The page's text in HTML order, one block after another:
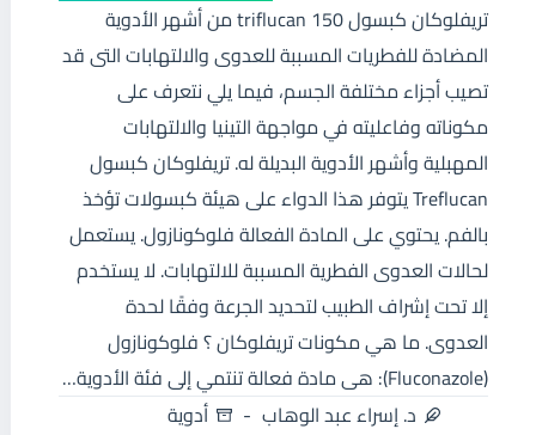
تريفلوكان كبسول triflucan 150 من أشهر الأدوية
المضادة للفطريات المسببة للعدوى والالتهابات التى قد
تصيب أجزاء مختلفة الجسم، فيما يلي نتعرف على
مكوناته وفاعليته في مواجهة التينيا والالتهابات
المهبلية وأشهر الأدوية البديلة له. تريفلوكان كبسول
Treflucan يتوفر هذا الدواء على هيئة كبسولات تؤخذ
بالفم. يحتوي على المادة الفعالة فلوكونازول. يستعمل
لحالات العدوى الفطرية المسببة للالتهابات. لا يستخدم
إلا تحت إشراف الطبيب لتحديد الجرعة وفقًا لحدة
العدوى. ما هي مكونات تريفلوكان ؟ فلوكونازول
(Fluconazole): هى مادة فعالة تنتمي إلى فئة الأدوية…
د. إسراء عبد الوهاب
أدوية